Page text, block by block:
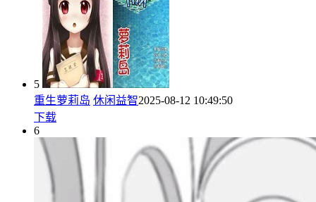
5
重生萝莉岛 休闲益智2025-08-12 10:49:50
下载
6